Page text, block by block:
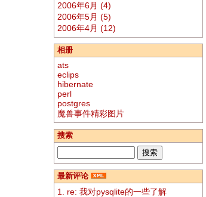
2006年6月 (4)
2006年5月 (5)
2006年4月 (12)
相册
ats
eclips
hibernate
perl
postgres
魔兽事件精彩图片
搜索
最新评论
1. re: 我对pysqlite的一些了解